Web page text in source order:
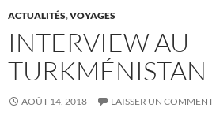
ACTUALITÉS,VOYAGES
INTERVIEW AU
TURKMÉNISTAN
AOÛT 14, 2018 LAISSER UN